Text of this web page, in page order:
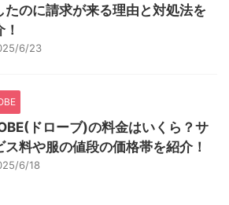
たのに請求が来る理由と対処法を
6/23
ドローブ)の料金はいくら？サ
ス料や服の値段の価格帯を紹介！
6/18